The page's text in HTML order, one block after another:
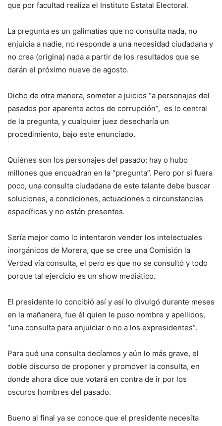
que por facultad realiza el Instituto Estatal Electoral.
La pregunta es un galimatías que no consulta nada, no
enjuicia a nadie, no responde a una necesidad ciudadana y
no crea (origina) nada a partir de los resultados que se
darán el próximo nueve de agosto.
Dicho de otra manera, someter a juicios “a personajes del
pasados por aparente actos de corrupción”, es lo central
de la pregunta, y cualquier juez desecharía un
procedimiento, bajo este enunciado.
Quiénes son los personajes del pasado; hay o hubo
millones que encuadran en la “pregunta”. Pero por si fuera
poco, una consulta ciudadana de este talante debe buscar
soluciones, a condiciones, actuaciones o circunstancias
específicas y no están presentes.
Sería mejor como lo intentaron vender los intelectuales
inorgánicos de Morera, que se cree una Comisión la
Verdad vía consulta, el pero es que no se consultó y todo
porque tal ejercicio es un show mediático.
El presidente lo concibió así y así lo divulgó durante meses
en la mañanera, fue él quien le puso nombre y apellidos,
“una consulta para enjuiciar o no a los expresidentes”.
Para qué una consulta decíamos y aún lo más grave, el
doble discurso de proponer y promover la consulta, en
donde ahora dice que votará en contra de ir por los
oscuros hombres del pasado.
Bueno al final ya se conoce que el presidente necesita